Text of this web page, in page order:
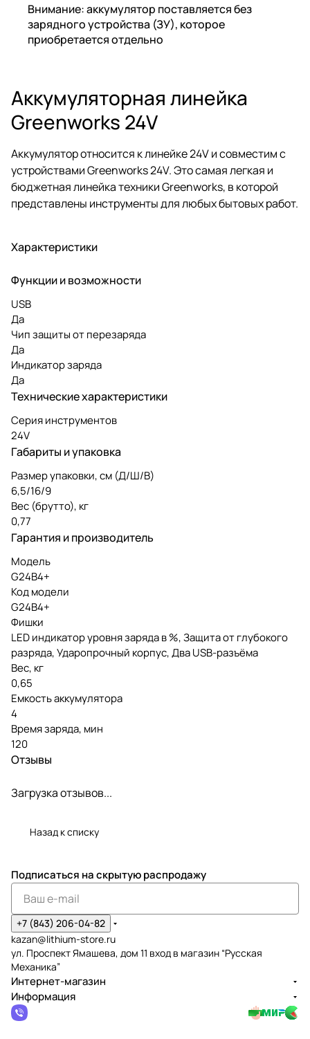
Внимание: аккумулятор поставляется без
зарядного устройства (ЗУ), которое
приобретается отдельно
Аккумуляторная линейка
Greenworks 24V
Аккумулятор относится к линейке 24V и совместим с
устройствами Greenworks 24V. Это самая легкая и
бюджетная линейка техники Greenworks, в которой
представлены инструменты для любых бытовых работ.
Характеристики
Функции и возможности
USB
Да
Чип защиты от перезаряда
Да
Индикатор заряда
Да
Технические характеристики
Серия инструментов
24V
Габариты и упаковка
Размер упаковки, см (Д/Ш/В)
6,5/16/9
Вес (брутто), кг
0,77
Гарантия и производитель
Модель
G24B4+
Код модели
G24B4+
Фишки
LED индикатор уровня заряда в %, Защита от глубокого
разряда, Ударопрочный корпус, Два USB-разъёма
Вес, кг
0,65
Емкость аккумулятора
4
Время заряда, мин
120
Отзывы
Загрузка отзывов...
Назад к списку
Подписаться на скрытую распродажу
+7 (843) 206-04-82
kazan@lithium-store.ru
ул. Проспект Ямашева, дом 11 вход в магазин “Русская
Механика”
Интернет-магазин
Информация